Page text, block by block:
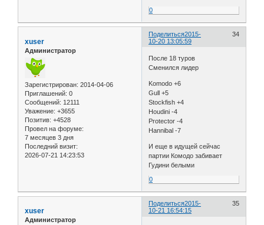
0
Поделиться 34
2015-
10-20 13:05:59
xuser
Администратор
Зарегистрирован: 2014-04-06
Приглашений: 0
Сообщений: 12111
Уважение: +3655
Позитив: +4528
Провел на форуме:
7 месяцев 3 дня
Последний визит:
2026-07-21 14:23:53
После 18 туров
Сменился лидер
Komodo +6
Gull +5
Stockfish +4
Houdini -4
Protector -4
Hannibal -7
И еще в идущей сейчас
партии Комодо забивает
Гудини белыми
0
Поделиться 35
2015-
10-21 16:54:15
xuser
Администратор